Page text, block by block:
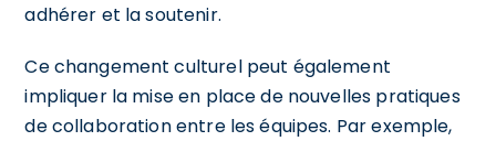
adhérer et la soutenir.
Ce changement culturel peut également
impliquer la mise en place de nouvelles pratiques
de collaboration entre les équipes. Par exemple,